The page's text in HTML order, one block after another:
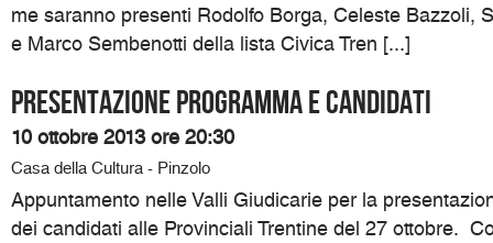
me saranno presenti Rodolfo Borga, Celeste Bazzoli,
e Marco Sembenotti della lista Civica Tren [...]
Presentazione programma e candidati
10 ottobre 2013 ore 20:30
Casa della Cultura - Pinzolo
Appuntamento nelle Valli Giudicarie per la
dei candidati alle Provinciali Trentine del 27 ottobre.